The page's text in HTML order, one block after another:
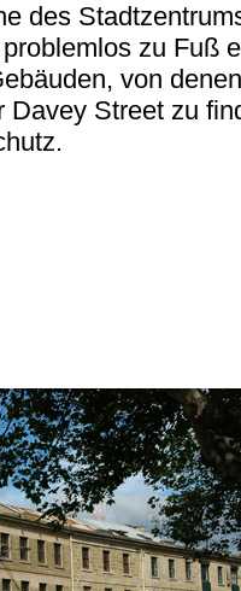
des
zu Fuß
von
Davey Street zu